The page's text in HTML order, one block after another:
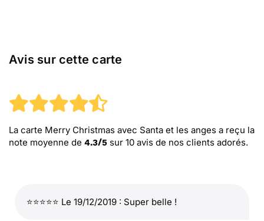
Avis sur cette carte
La carte Merry Christmas avec Santa et les anges a reçu la
note moyenne de 4.3/5 sur 10 avis de nos clients adorés.
⭐⭐⭐⭐⭐ Le 19/12/2019 : Super belle !